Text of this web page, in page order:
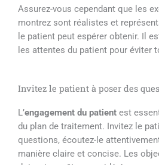
Assurez-vous cependant que les
montrez sont réalistes et
le patient peut espérer obtenir. Il
les attentes du patient pour éviter
Invitez le patient à poser des
L’engagement du patient est
du plan de traitement. Invitez le
questions, écoutez-le
manière claire et concise. Les